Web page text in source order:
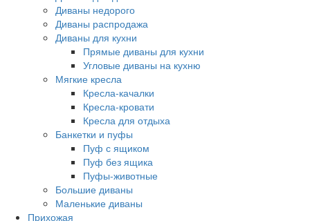
Диваны недорого
Диваны распродажа
Диваны для кухни
Прямые диваны для кухни
Угловые диваны на кухню
Мягкие кресла
Кресла-качалки
Кресла-кровати
Кресла для отдыха
Банкетки и пуфы
Пуф с ящиком
Пуф без ящика
Пуфы-животные
Большие диваны
Маленькие диваны
Прихожая